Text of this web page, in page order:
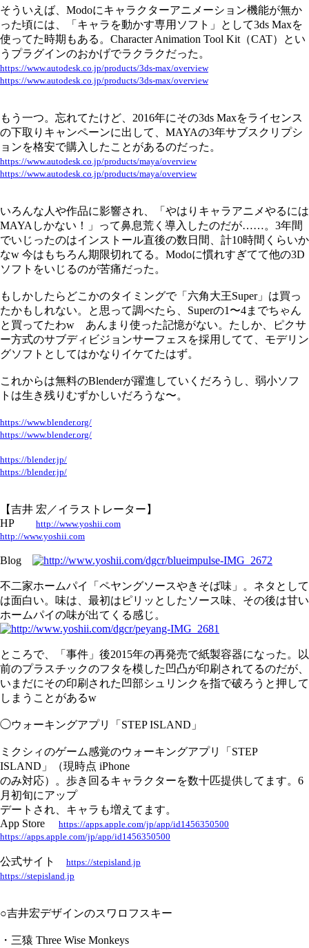
そういえば、Modoにキャラクターアニメーション機能が無か
った頃には、「キャラを動かす専用ソフト」として3ds Maxを
使ってた時期もある。Character Animation Tool Kit（CAT）とい
うプラグインのおかげでラクラクだった。
https://www.autodesk.co.jp/products/3ds-max/overview
https://www.autodesk.co.jp/products/3ds-max/overview
もう一つ。忘れてたけど、2016年にその3ds Maxをライセンス
の下取りキャンペーンに出して、MAYAの3年サブスクリプシ
ョンを格安で購入したことがあるのだった。
https://www.autodesk.co.jp/products/maya/overview
https://www.autodesk.co.jp/products/maya/overview
いろんな人や作品に影響され、「やはりキャラアニメやるには
MAYAしかない！」って鼻息荒く導入したのだが……。3年間
でいじったのはインストール直後の数日間、計10時間くらいか
なw 今はもちろん期限切れてる。Modoに慣れすぎてて他の3D
ソフトをいじるのが苦痛だった。
もしかしたらどこかのタイミングで「六角大王Super」は買っ
たかもしれない。と思って調べたら、Superの1〜4までちゃん
と買ってたわw あんまり使った記憶がない。たしか、ピクサ
ー方式のサブディビジョンサーフェスを採用してて、モデリン
グソフトとしてはかなりイケてたはず。
これからは無料のBlenderが躍進していくだろうし、弱小ソフ
トは生き残りむずかしいだろうな〜。
https://www.blender.org/
https://www.blender.org/
https://blender.jp/
https://blender.jp/
【吉井 宏／イラストレーター】
HP http://www.yoshii.com
http://www.yoshii.com
Blog
不二家ホームパイ「ペヤングソースやきそば味」。ネタとして
は面白い。味は、最初はピリッとしたソース味、その後は甘い
ホームパイの味が出てくる感じ。
ところで、「事件」後2015年の再発売で紙製容器になった。以
前のプラスチックのフタを模した凹凸が印刷されてるのだが、
いまだにその印刷された凹部シュリンクを指で破ろうと押して
しまうことがあるw
◯ウォーキングアプリ「STEP ISLAND」
ミクシィのゲーム感覚のウォーキングアプリ「STEP
ISLAND」（現時点 iPhone
のみ対応）。歩き回るキャラクターを数十匹提供してます。6
月初旬にアップ
デートされ、キャラも増えてます。
App Store https://apps.apple.com/jp/app/id1456350500
https://apps.apple.com/jp/app/id1456350500
公式サイト https://stepisland.jp
https://stepisland.jp
○吉井宏デザインのスワロフスキー
・三猿 Three Wise Monkeys